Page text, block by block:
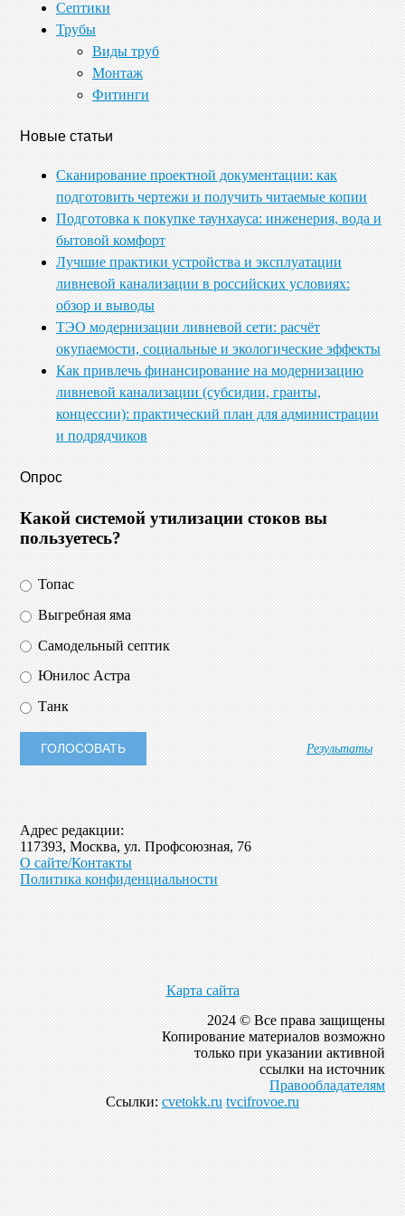
Септики
Трубы
Виды труб
Монтаж
Фитинги
Новые статьи
Сканирование проектной документации: как
подготовить чертежи и получить читаемые копии
Подготовка к покупке таунхауса: инженерия, вода и
бытовой комфорт
Лучшие практики устройства и эксплуатации
ливневой канализации в российских условиях:
обзор и выводы
ТЭО модернизации ливневой сети: расчёт
окупаемости, социальные и экологические эффекты
Как привлечь финансирование на модернизацию
ливневой канализации (субсидии, гранты,
концессии): практический план для администрации
и подрядчиков
Опрос
Какой системой утилизации стоков вы
пользуетесь?
Топас
Выгребная яма
Самодельный септик
Юнилос Астра
Танк
Результаты
Адрес редакции:
117393, Москва, ул. Профсоюзная, 76
О сайте/Контакты
Политика конфиденциальности
Карта сайта
2024 © Все права защищены
Копирование материалов возможно
только при указании активной
ссылки на источник
Правообладателям
Ссылки: cvetokk.ru tvcifrovoe.ru